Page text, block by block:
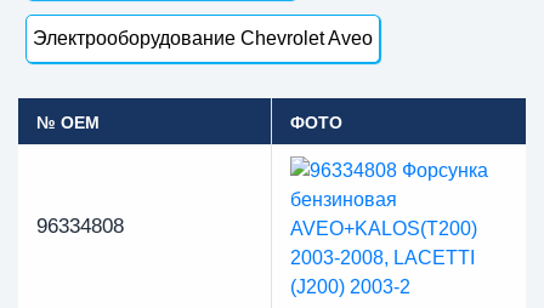
Электрооборудование Chevrolet Aveo
№ OEM ФОТО
96334808